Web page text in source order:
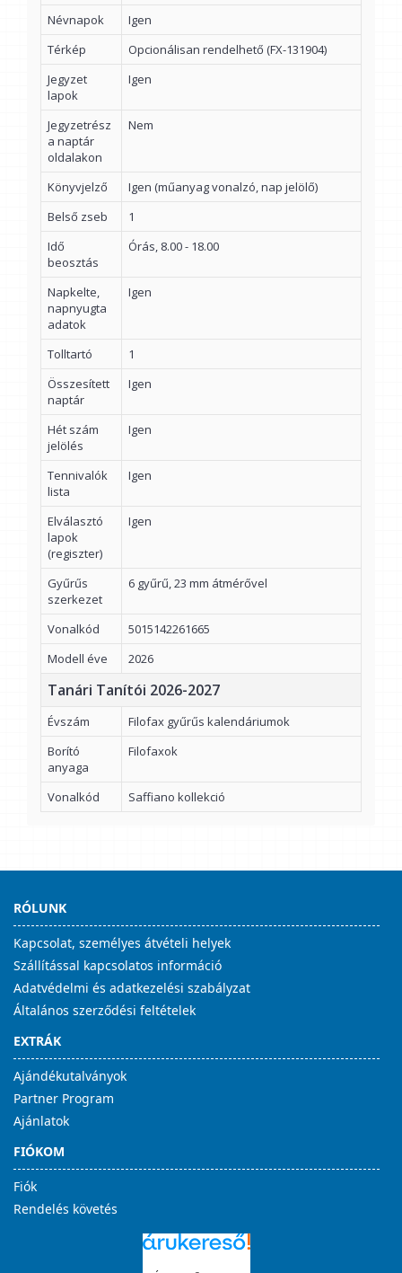
Névnapok
Igen
Térkép
Opcionálisan rendelhető (FX-131904)
Jegyzet
lapok
Igen
Jegyzetrész
a naptár
oldalakon
Nem
Könyvjelző
Igen (műanyag vonalzó, nap jelölő)
Belső zseb
1
Idő
beosztás
Órás, 8.00 - 18.00
Napkelte,
napnyugta
adatok
Igen
Tolltartó
1
Összesített
naptár
Igen
Hét szám
jelölés
Igen
Tennivalók
lista
Igen
Elválasztó
lapok
(regiszter)
Igen
Gyűrűs
szerkezet
6 gyűrű, 23 mm átmérővel
Vonalkód
5015142261665
Modell éve
2026
Tanári Tanítói 2026-2027
Évszám
Filofax gyűrűs kalendáriumok
Borító
anyaga
Filofaxok
Vonalkód Saffiano kollekció
RÓLUNK
Kapcsolat, személyes átvételi helyek
Szállítással kapcsolatos információ
Adatvédelmi és adatkezelési szabályzat
Általános szerződési feltételek
EXTRÁK
Ajándékutalványok
Partner Program
Ajánlatok
FIÓKOM
Fiók
Rendelés követés